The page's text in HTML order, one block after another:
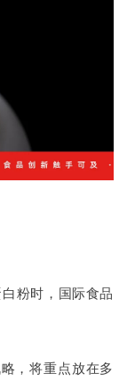
粉时，国际食品
，将重点放在多